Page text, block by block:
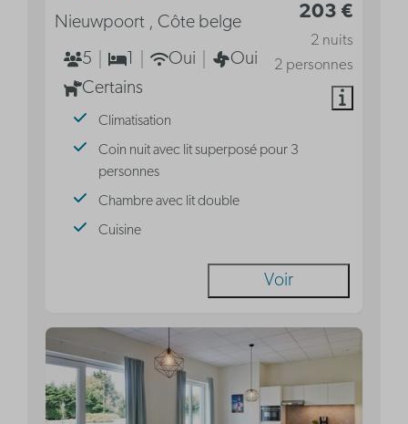
203 €
2 nuits
2 personnes
Nieuwpoort , Côte belge
5
Oui
Oui
Certains
Climatisation
Coin nuit avec lit superposé pour 3
personnes
Chambre avec lit double
Cuisine
Voir